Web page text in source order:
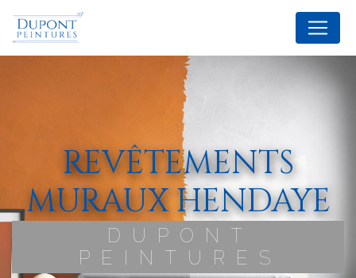
REVÊTEMENTS
MURAUX HENDAYE
DUPONT
PEINTURES
Panneau de gestion des cookies